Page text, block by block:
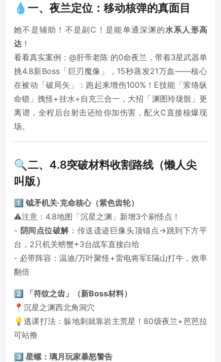
💧一、夜兰定位：移动核弹的真面目
她不是辅助！不是副C！是能单通深渊的水系人形高
达 ！
看看真实案例：@肝帝老陈 的0命夜兰，带着3星武器单
挑4.8新Boss「巨刃魔像」，15秒蒸发21万血——核心
在被动「破局矢」：跑起来增伤100%！E技能「萦络纵
命锁」拽怪+挂水+自充三合一，大招「渊图玲珑骰」更
离谱，全程后台射击还给你加伤害，配火C直接核爆现
场。
🔍二、4.8突破材料收割路线（懒人尖
叫版）
1️⃣ 钺矛机关·克命核心（紫色齿轮）
⚠️注意：4.8地图「沉星之渊」新增3个刷怪点！
- 阴间点位破解：传送遗迹巨像头顶锚点→跳到下方平
台，2只机关螃蟹+3台战车直接白给
- 必带阵容：温迪/万叶聚怪+雷电将军E隔山打牛，效率
翻倍
2️⃣ 「符纹之齿」（新Boss材料）
📍沉星之渊西北角洞穴
💡逃课打法：躲地刺就靠岩主荒星！80级夜兰+芭芭拉
可站撸
3️⃣ 星螺：璃月玩家暴怒警告